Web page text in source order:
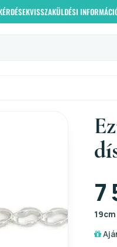
VISSZAKÜLDÉSI
7
19cm